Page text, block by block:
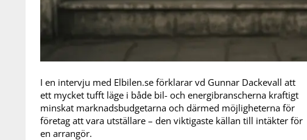
I en intervju med Elbilen.se förklarar vd Gunnar Dackevall att
ett mycket tufft läge i både bil- och energibranscherna kraftigt
minskat marknadsbudgetarna och därmed möjligheterna för
företag att vara utställare – den viktigaste källan till intäkter för
en arrangör.